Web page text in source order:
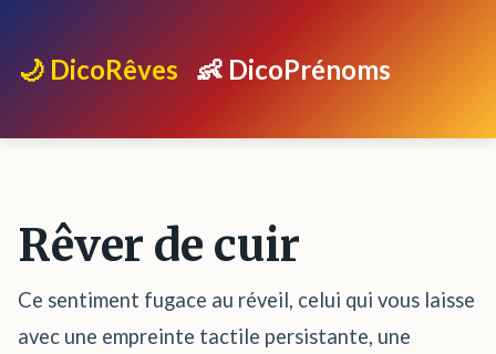
🌙 DicoRêves 👶 DicoPrénoms
Rêver de cuir
Ce sentiment fugace au réveil, celui qui vous laisse
avec une empreinte tactile persistante, une